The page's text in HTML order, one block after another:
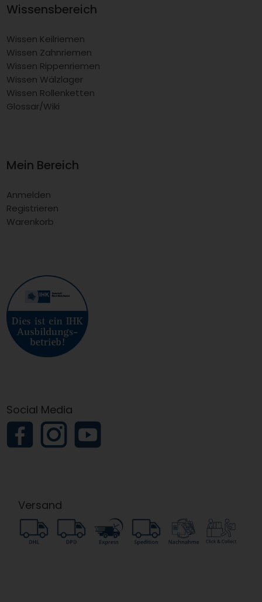
Wissensbereich
Wissen Keilriemen
Wissen Zahnriemen
Wissen Rippenriemen
Wissen Wälzlager
Wissen Rollenketten
Glossar/Wiki
Mein Bereich
Anmelden
Registrieren
Warenkorb
Social Media
Versand